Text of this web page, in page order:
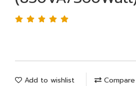
Add to wishlist Compare